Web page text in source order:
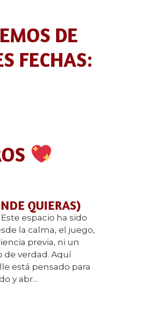
DE
FECHAS:
QUIERAS)
espacio ha sido
la calma, el juego,
previa, ni un
de verdad. Aquí
está pensado para
y abr...